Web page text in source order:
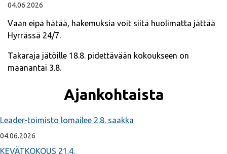
04.06.2026
Vaan eipä hätää, hakemuksia voit siitä huolimatta jättää
Hyrrässä 24/7.
Takaraja jätöille 18.8. pidettävään kokoukseen on
maanantai 3.8.
Ajankohtaista
Leader-toimisto lomailee 2.8. saakka
04.06.2026
KEVÄTKOKOUS 21.4.